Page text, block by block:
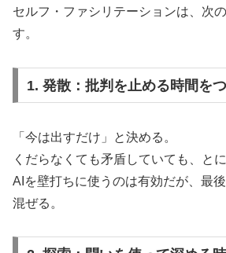
セルフ・ファシリテーションは、次
す。
1. 発散：批判を止める時間を
「今は出すだけ」と決める。
くだらなくても矛盾していても、と
AIを壁打ちに使うのは有効だが、最
混ぜる。